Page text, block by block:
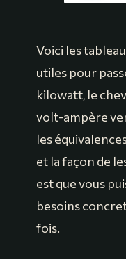
Voici les
utiles pour
kilowatt, le
volt-ampère
les
et la façon de
est que vous
besoins
fois.